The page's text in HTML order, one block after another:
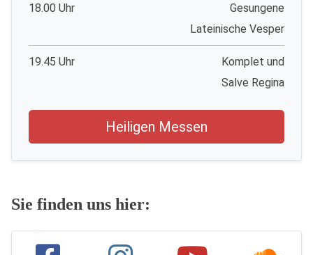
18.00 Uhr
Gesungene
Lateinische Vesper
19.45 Uhr
Komplet und
Salve Regina
Heiligen Messen
Sie finden uns hier: